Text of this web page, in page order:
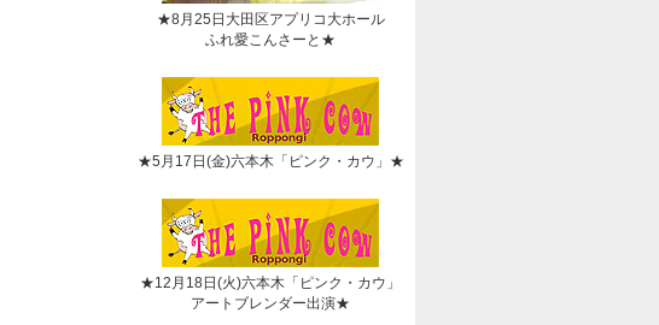
★8月25日大田区アプリコ大ホール
ふれ愛こんさーと★
★5月17日(金)六本木「ピンク・カウ」★
★12月18日(火)六本木「ピンク・カウ」
アートブレンダー出演★